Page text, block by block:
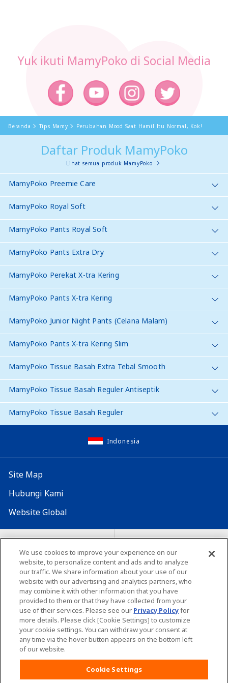
Yuk ikuti MamyPoko di Social Media
Beranda Tips Mamy Perubahan Mood Saat Hamil Itu Normal, Kok!
Daftar Produk MamyPoko
Lihat semua produk MamyPoko
MamyPoko Preemie Care
MamyPoko Royal Soft
MamyPoko Pants Royal Soft
MamyPoko Pants Extra Dry
MamyPoko Perekat X-tra Kering
MamyPoko Pants X-tra Kering
MamyPoko Junior Night Pants (Celana Malam)
MamyPoko Pants X-tra Kering Slim
MamyPoko Tissue Basah Extra Tebal Smooth
MamyPoko Tissue Basah Reguler Antiseptik
MamyPoko Tissue Basah Reguler
Indonesia
Site Map
Hubungi Kami
Website Global
Map Situs Lokasi seluruh dunia
Tentang penggunaan situs ini Lingkungan yang dianjurkan
Copyright© Unicharm Corporation
We use cookies to improve your experience on our
website, to personalize content and ads and to analyze
our traffic. We share information about your use of our
website with our advertising and analytics partners, who
may combine it with other information that you have
provided to them or that they have collected from your
use of their services. Please see our Privacy Policyfor
more details. Please click [Cookie Settings] to customize
your cookie settings. You can withdraw your consent at
any time via the hover button appears on the bottom left
of our website.
Cookie Settings